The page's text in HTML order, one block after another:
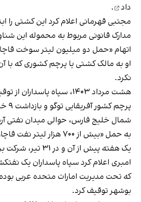
داد
.
مجتبی قهرمانی اعلام کرد این کشتی را
مدارک قانونی مربوط به محموله این
اتهام «حمل دو میلیون لیتر سوخت
او به مالک کشتی یا پرچم کشوری که با
نکرد.
هشت مرداد ۱۴۰۳، سپاه پاسداران از
شمال خلیج فارس، حوالی میدان نفتی
به حمل «بیش از ۷۰۰ هزار لیتر نفت قاچاق» متهم کرد.
یک هفته پیش از آن و
امبری اعلام کرد سپاه پاسداران یک
که تحت مدیریت امارات متحده عربی
بوشهر توقیف کرد.